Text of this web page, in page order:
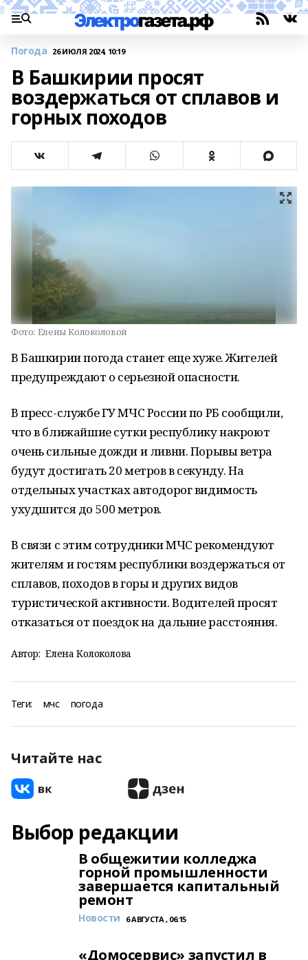
Погода 26 ИЮЛЯ 2024, 10:19
В Башкирии просят
воздержаться от сплавов и
горных походов
Фото: Елены Колоколовой
В Башкирии погода станет еще хуже. Жителей
предупреждают о серьезной опасности.
В пресс-службе ГУ МЧС России по РБ сообщили,
что в ближайшие сутки республику накроют
очень сильные дожди и ливни. Порывы ветра
будут достигать 20 метров в секунду. На
отдельных участках автодорог видимость
ухудшится до 500 метров.
В связи с этим сотрудники МЧС рекомендуют
жителям и гостям республики воздержаться от
сплавов, походов в горы и других видов
туристической активности. Водителей просят
отказаться от поездок на дальние расстояния.
Автор: Елена Колоколова
Теги: мчс погода
Читайте нас
Выбор редакции
В общежитии колледжа
горной промышленности
завершается капитальный
ремонт
Новости 6 АВГУСТА , 06:15
«Домосервис» запустил в